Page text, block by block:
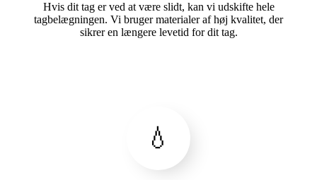
Hvis dit tag er ved at være slidt, kan vi udskifte hele
tagbelægningen. Vi bruger materialer af høj kvalitet, der
sikrer en længere levetid for dit tag.
💧